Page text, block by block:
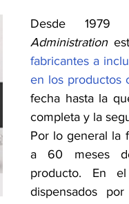
especial
dia mundial
Desde
Administration
fabricantes a
en los productos
fecha hasta la
completa y la
Por lo general la
a 60 meses
producto. En
dispensados